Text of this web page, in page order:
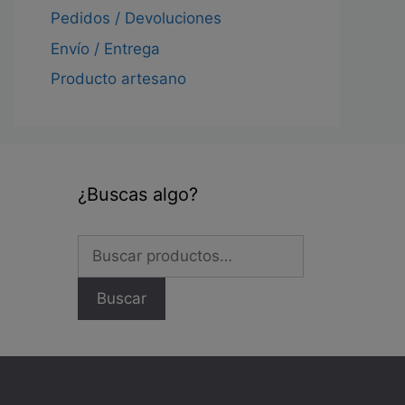
Pedidos / Devoluciones
Envío / Entrega
Producto artesano
¿Buscas algo?
Buscar
Buscar